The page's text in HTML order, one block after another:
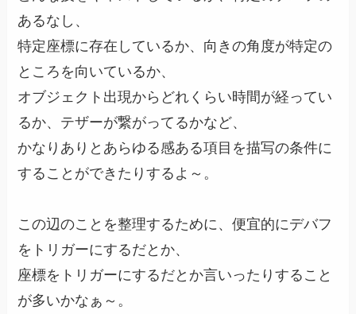
あるなし、
特定座標に存在しているか、向きの角度が特定の
ところを向いているか、
オブジェクト出現からどれくらい時間が経ってい
るか、テザーが繋がってるかなど、
かなりありとあらゆる感ある項目を描写の条件に
することができたりするよ～。
この辺のことを整理するために、便宜的にデバフ
をトリガーにするだとか、
座標をトリガーにするだとか言いったりすること
が多いかなぁ～。